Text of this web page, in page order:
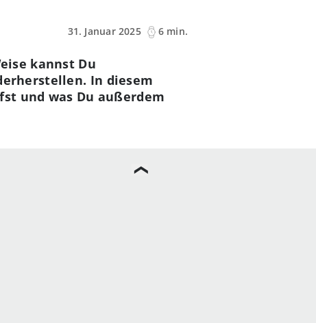
31. Januar 2025
6 min.
kannst Du
In diesem
und was Du außerdem